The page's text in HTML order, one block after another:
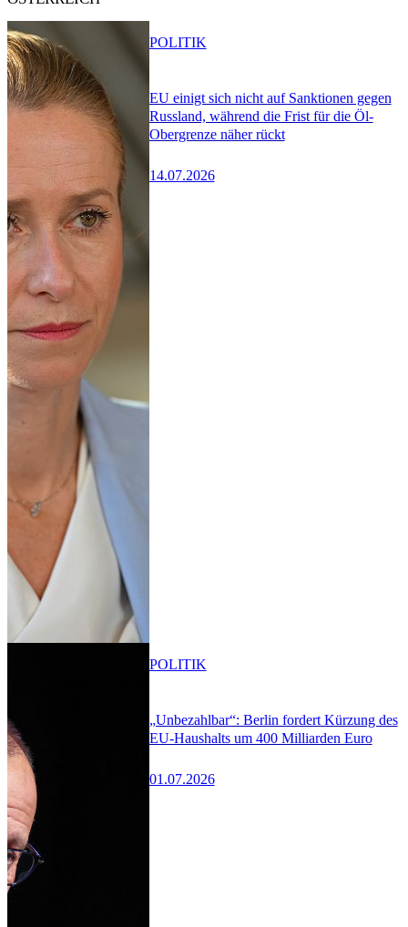
EU einigt sich nicht auf Sanktionen gegen
Russland, während die Frist für die Öl-
Obergrenze näher rückt
14.07.2026
POLITIK
„Unbezahlbar“: Berlin fordert Kürzung des
EU-Haushalts um 400 Milliarden Euro
01.07.2026
POLITIK